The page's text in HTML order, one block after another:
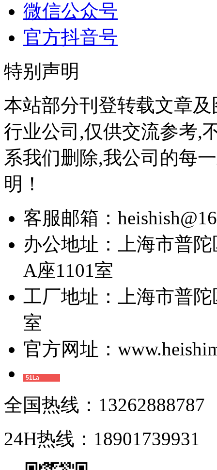
微信公众号
官方抖音号
特别声明
本站部分刊登转载文章
行业公司,仅供交流参考,
系我们删除,我公司的每
明！
客服邮箱：
办公地址：上海市普
A座1101室
工厂地址：上海市普
室
官方网址：
51La
全国热线：13262888787
24H热线：18901739931